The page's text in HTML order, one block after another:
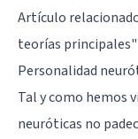
Artículo
teorías principales"
Personalidad
Tal y como hemos
neuróticas no